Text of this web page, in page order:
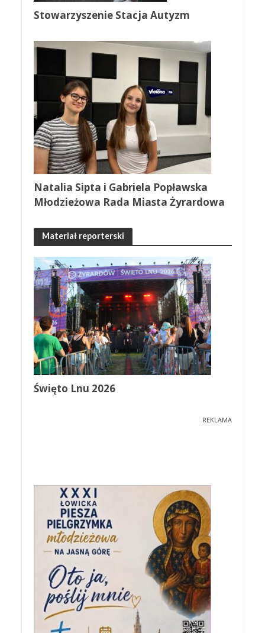
Stowarzyszenie Stacja Autyzm
Natalia Sipta i Gabriela Popławska
Młodzieżowa Rada Miasta Żyrardowa
Materiał reporterski
Święto Lnu 2026
REKLAMA